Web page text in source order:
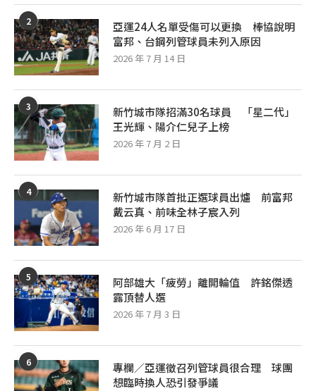
2
亞運24人名單受傷可以更換 棒協說明
富邦、台鋼列管球員未列入原因
2026 年 7 月 14 日
3
新竹城市隊招滿30名球員 「星二代」
王光輝、陽介仁兒子上榜
2026 年 7 月 2 日
4
新竹城市隊首批正選球員出爐 前富邦
戴云真、前味全林子宸入列
2026 年 6 月 17 日
5
阿部雄大「疲勞」離開輪值 許銘傑透
露頂替人選
2026 年 7 月 3 日
6
專欄／亞運徵召列管球員很合理 球團
想臨時換人恐引發爭議